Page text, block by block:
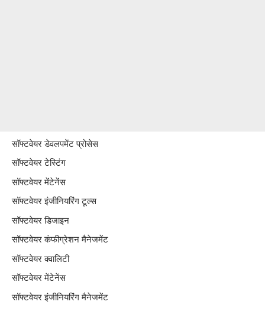
सॉफ्टवेयर डेवलपमेंट प्रोसेस
सॉफ्टवेयर टेस्टिंग
सॉफ्टवेयर मेंटेनेंस
सॉफ्टवेयर इंजीनियरिंग टूल्स
सॉफ्टवेयर डिजाइन
सॉफ्टवेयर कंफीग्रेशन मैनेजमेंट
सॉफ्टवेयर क्वालिटी
सॉफ्टवेयर मेंटेनेंस
सॉफ्टवेयर इंजीनियरिंग मैनेजमेंट